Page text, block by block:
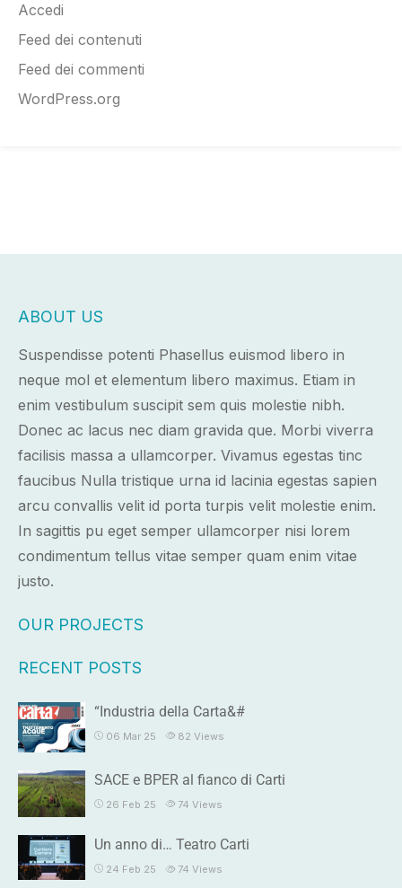
Accedi
Feed dei contenuti
Feed dei commenti
WordPress.org
ABOUT US
Suspendisse potenti Phasellus euismod libero in
neque mol et elementum libero maximus. Etiam in
enim vestibulum suscipit sem quis molestie nibh.
Donec ac lacus nec diam gravida que. Morbi viverra
facilisis massa a ullamcorper. Vivamus egestas tinc
faucibus Nulla tristique urna id lacinia egestas sapien
arcu convallis velit id porta turpis velit molestie enim.
In sagittis pu eget semper ullamcorper nisi lorem
condimentum tellus vitae semper quam enim vitae
justo.
OUR PROJECTS
RECENT POSTS
“Industria della Carta&#
06 Mar 25 82 Views
SACE e BPER al fianco di Carti
26 Feb 25 74 Views
Un anno di… Teatro Carti
24 Feb 25 74 Views